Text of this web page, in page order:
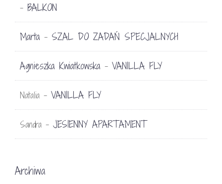
- BALKON
Marta - SZAL DO ZADAŃ SPECJALNYCH
Agnieszka Kwiatkowska - VANILLA FLY
Natalia - VANILLA FLY
Sandra - JESIENNY APARTAMENT
Archiwa